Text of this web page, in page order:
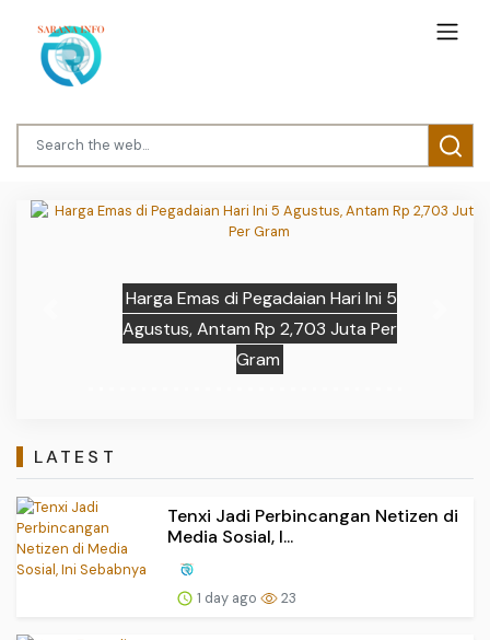
Harga Emas di Pegadaian Hari Ini 5
Agustus, Antam Rp 2,703 Juta Per
Gram
LATEST
Tenxi Jadi Perbincangan Netizen di
Media Sosial, I...
1 day ago 23